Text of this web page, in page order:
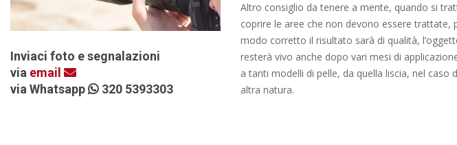
Altro consiglio da tenere a mente, quando si
coprire le aree che non devono essere trattate,
modo corretto il risultato sarà di qualità,
resterà vivo anche dopo vari mesi di
a tanti modelli di pelle, da quella liscia, nel
altra natura.
Inviaci foto e segnalazioni
via email
via Whatsapp
320 5393303